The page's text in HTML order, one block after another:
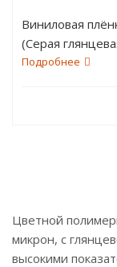
Виниловая
(Серая
Подробнее
Цветной
микрон, с
высокими